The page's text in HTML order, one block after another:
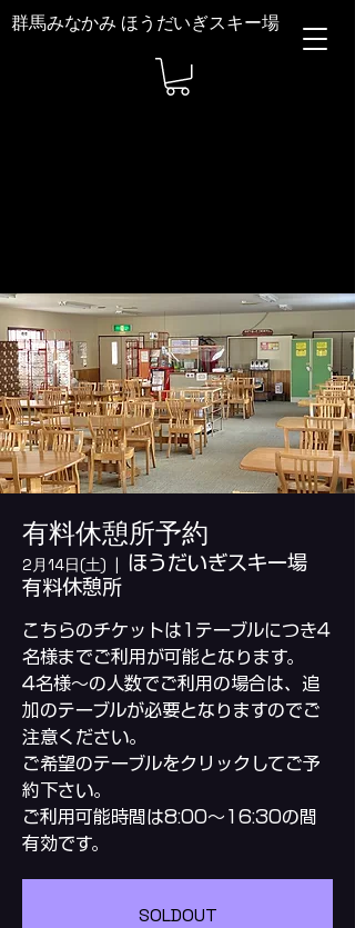
群馬みなかみ ほうだいぎスキー場
有料休憩所予約
2月14日(土)
  |
ほうだいぎスキー場
有料休憩所
こちらのチケットは1テーブルにつき4
名様までご利用が可能となります。
4名様～の人数でご利用の場合は、追
加のテーブルが必要となりますのでご
注意ください。
ご希望のテーブルをクリックしてご予
約下さい。
ご利用可能時間は8:00～16:30の間
SOLDOUT